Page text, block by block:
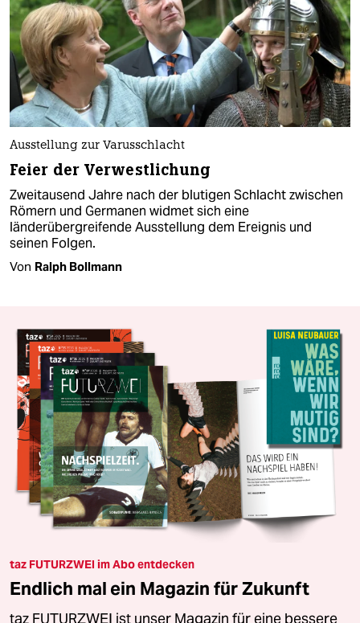
Ausstellung zur Varusschlacht
Feier der Verwestlichung
Zweitausend Jahre nach der blutigen Schlacht zwischen
Römern und Germanen widmet sich eine
länderübergreifende Ausstellung dem Ereignis und
seinen Folgen.
Von Ralph Bollmann
taz FUTURZWEI im Abo entdecken
Endlich mal ein Magazin für Zukunft
taz FUTURZWEI ist unser Magazin für eine bessere